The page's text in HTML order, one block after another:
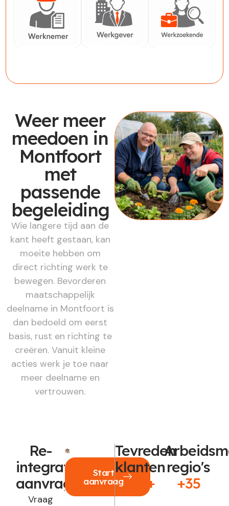
Weer meer
meedoen in
Montfoort
met
passende
begeleiding
Wie langere tijd aan de
kant heeft gestaan, kan
moeite hebben om
direct richting werk te
bewegen. Bevorderen
maatschappelijk
deelname in Montfoort is
dan bedoeld om eerst
basis, rust en richting te
creëren. Vanuit kleine
acties werk je toe naar
meer deelname en
vertrouwen.
Re-
integratie
aanvragen?
Vraag
Start
aanvraag
Tevreden
klanten
250+
regio's
+35